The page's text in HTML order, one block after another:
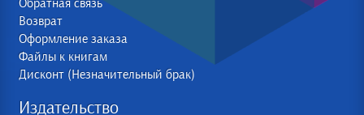
Обратная связь
Возврат
Оформление заказа
Файлы к книгам
Дисконт (Незначительный брак)
Издательство